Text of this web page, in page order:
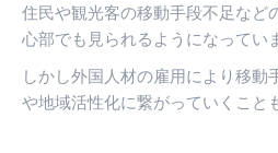
住民や観光客の移動手段不足など
心部でも見られるようになってい
しかし外国人材の雇用により移動
や地域活性化に繋がっていくこと